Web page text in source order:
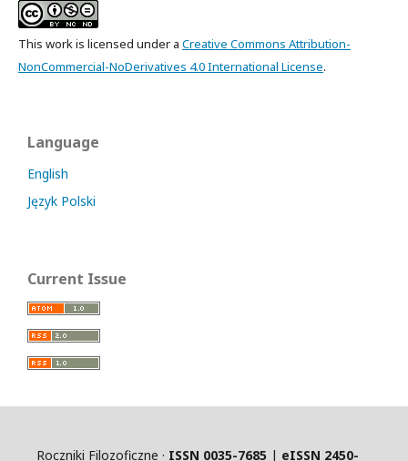
This work is licensed under a Creative Commons Attribution-
NonCommercial-NoDerivatives 4.0 International License.
Language
English
Język Polski
Current Issue
Roczniki Filozoficzne · ISSN 0035-7685 | eISSN 2450-